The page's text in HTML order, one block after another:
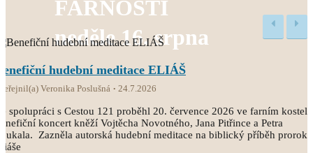
FARNOSTI
neděle 16. srpna
hudební meditace ELIÁŠ
Veronika Poslušná 24.7.2026
spolupráci s Cestou 121 proběhl 20. července 2026 ve farním kostele
koncert kněží Vojtěcha Novotného, Jana Pitřince a Petra
Zazněla autorská hudební meditace na biblický příběh proroka